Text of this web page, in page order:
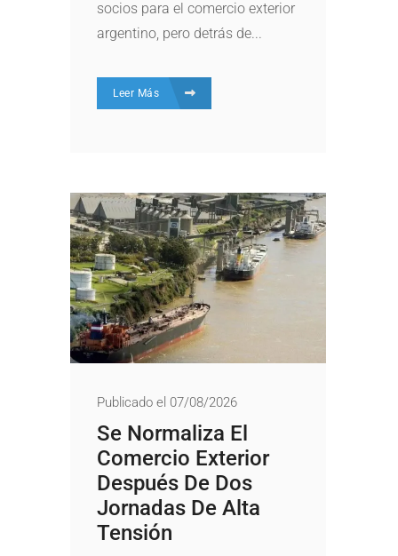
socios para el comercio exterior
argentino, pero detrás de...
Leer Más
Publicado el 07/08/2026
Se Normaliza El
Comercio Exterior
Después De Dos
Jornadas De Alta
Tensión